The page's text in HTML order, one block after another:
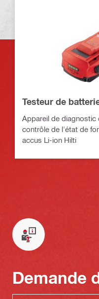
Testeur de
Appareil de diagnostic
contrôle de l'état de
accus Li-ion Hilti
Demande